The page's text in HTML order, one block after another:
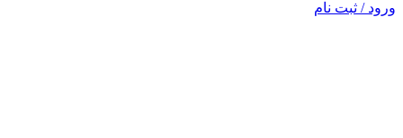
ورود / ثبت نام